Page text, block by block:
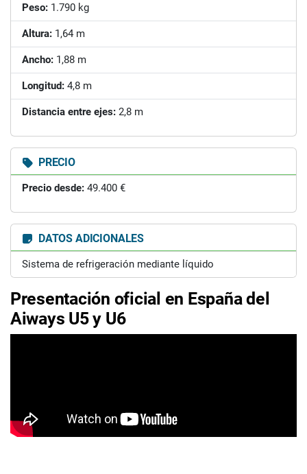
Peso: 1.790 kg
Altura: 1,64 m
Ancho: 1,88 m
Longitud: 4,8 m
Distancia entre ejes: 2,8 m
PRECIO
Precio desde: 49.400 €
DATOS ADICIONALES
Sistema de refrigeración mediante líquido
Presentación oficial en España del
Aiways U5 y U6